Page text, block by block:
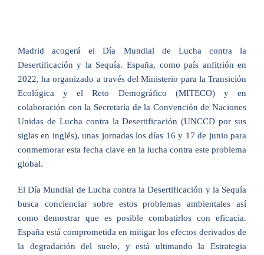
Madrid acogerá el Día Mundial de Lucha contra la
Desertificación y la Sequía. España, como país anfitrión en
2022, ha organizado a través del Ministerio para la Transición
Ecológica y el Reto Demográfico (MITECO) y en
colaboración con la Secretaría de la Convención de Naciones
Unidas de Lucha contra la Desertificación (UNCCD por sus
siglas en inglés), unas jornadas los días 16 y 17 de junio para
conmemorar esta fecha clave en la lucha contra este problema
global.
El Día Mundial de Lucha contra la Desertificación y la Sequía
busca concienciar sobre estos problemas ambientales así
como demostrar que es posible combatirlos con eficacia.
España está comprometida en mitigar los efectos derivados de
la degradación del suelo, y está ultimando la Estrategia